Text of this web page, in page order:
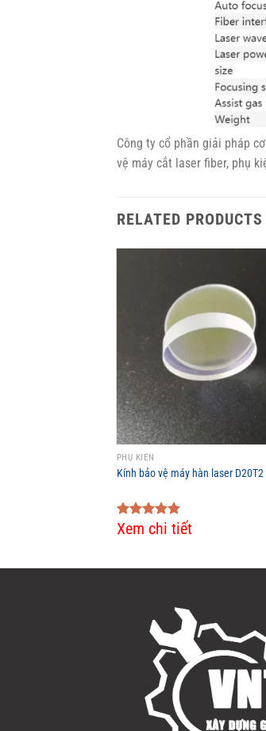
Công ty cổ phần giải pháp
vệ máy cắt laser fiber, phụ
RELATED PRODUCTS
PHỤ KIỆN
Kính bảo vệ máy hàn laser D20T2
Rated5.00
Xem chi tiết